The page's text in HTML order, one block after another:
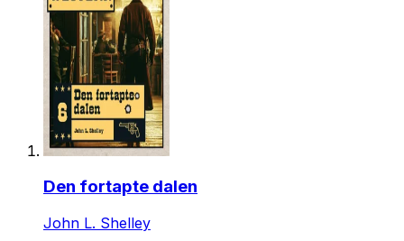
Den fortapte dalen
John L. Shelley